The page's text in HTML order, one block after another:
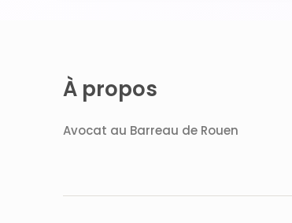
À propos
Avocat au Barreau de Rouen